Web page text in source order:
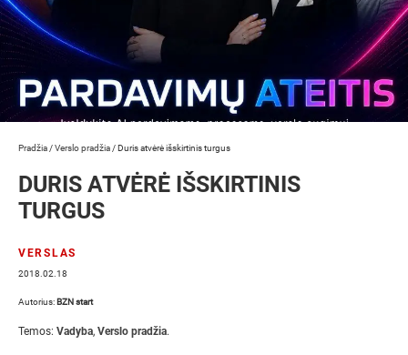
Pradžia /Verslo pradžia /Duris atvėrė išskirtinis turgus
DURIS ATVĖRĖ IŠSKIRTINIS
TURGUS
VERSLAS
2018.02.18
Autorius: BZN start
Temos: Vadyba, Verslo pradžia.